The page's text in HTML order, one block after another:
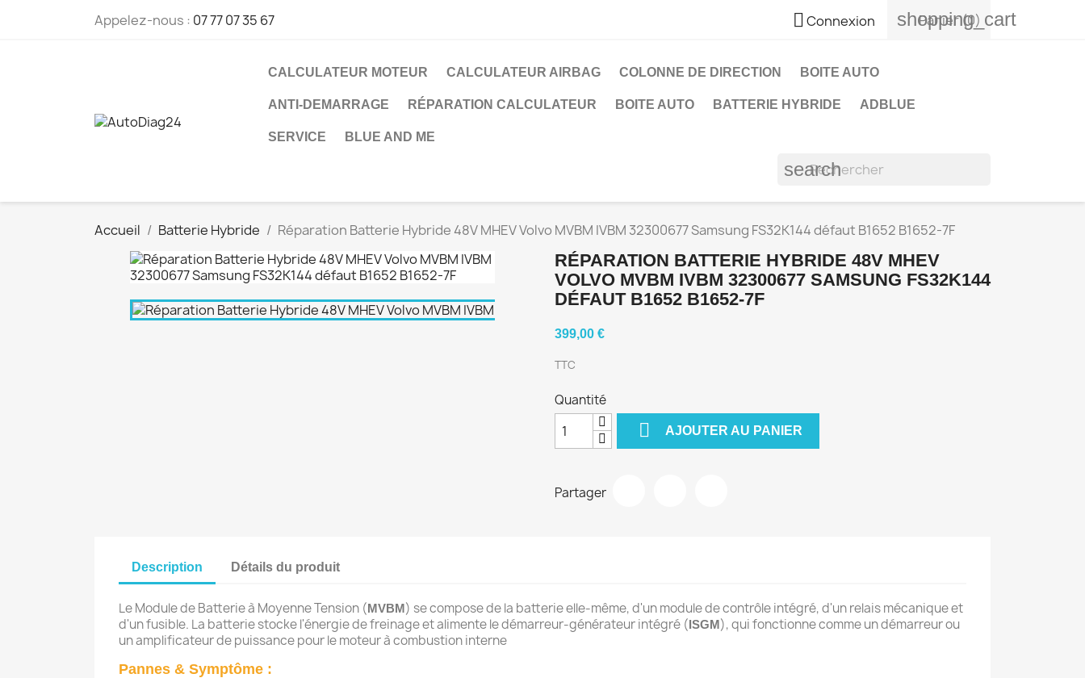
Appelez-nous : 07 77 07 35 67 Connexion shopping_cart
Panier(0)
CALCULATEUR MOTEUR CALCULATEUR AIRBAG COLONNE DE DIRECTION BOITE AUTO
ANTI-DEMARRAGE RÉPARATION CALCULATEUR BOITE AUTO BATTERIE HYBRIDE ADBLUE
SERVICE BLUE AND ME
search
Accueil Batterie Hybride Réparation Batterie Hybride 48V MHEV Volvo MVBM IVBM 32300677 Samsung FS32K144 défaut B1652 B1652-7F
RÉPARATION BATTERIE HYBRIDE 48V MHEV
VOLVO MVBM IVBM 32300677 SAMSUNG FS32K144
DÉFAUT B1652 B1652-7F
399,00 €
TTC
Quantité
 AJOUTER AU PANIER
Partager
Description Détails du produit
Le Module de Batterie à Moyenne Tension (MVBM) se compose de la batterie elle-même, d'un module de contrôle intégré, d'un relais mécanique et
d'un fusible. La batterie stocke l'énergie de freinage et alimente le démarreur-générateur intégré (ISGM), qui fonctionne comme un démarreur ou
un amplificateur de puissance pour le moteur à combustion interne
Pannes & Symptôme :